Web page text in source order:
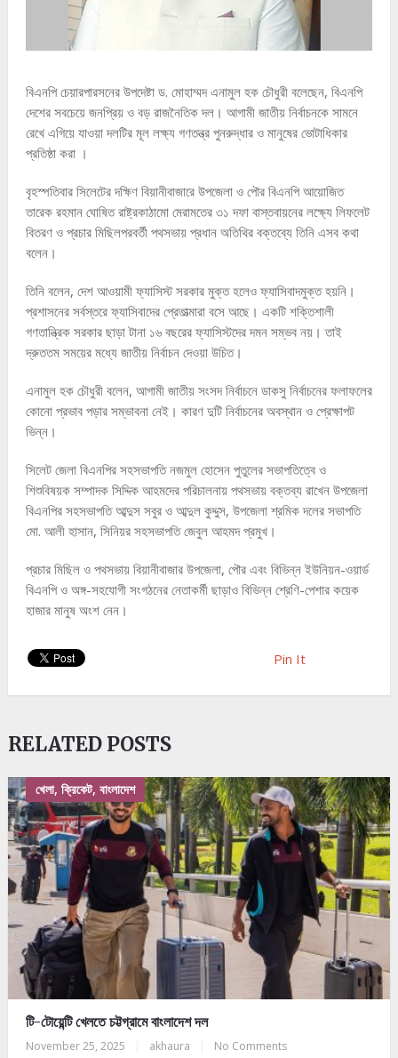
বিএনপি চেয়ারপারসনের উপদেষ্টা ড. মোহাম্মদ এনামুল হক চৌধুরী বলেছেন, বিএনপি
দেশের সবচেয়ে জনপ্রিয় ও বড় রাজনৈতিক দল। আগামী জাতীয় নির্বাচনকে সামনে
রেখে এগিয়ে যাওয়া দলটির মূল লক্ষ্য গণতন্ত্র পুনরুদ্ধার ও মানুষের ভোটাধিকার
প্রতিষ্ঠা করা ।
বৃহস্পতিবার সিলেটের দক্ষিণ বিয়ানীবাজারে উপজেলা ও পৌর বিএনপি আয়োজিত
তারেক রহমান ঘোষিত রাষ্ট্রকাঠামো মেরামতের ৩১ দফা বাস্তবায়নের লক্ষ্যে লিফলেট
বিতরণ ও প্রচার মিছিলপরবর্তী পথসভায় প্রধান অতিথির বক্তব্যে তিনি এসব কথা
বলেন।
তিনি বলেন, দেশ আওয়ামী ফ্যাসিস্ট সরকার মুক্ত হলেও ফ্যাসিবাদমুক্ত হয়নি।
প্রশাসনের সর্বস্তরে ফ্যাসিবাদের প্রেতাত্মারা বসে আছে। একটি শক্তিশালী
গণতান্ত্রিক সরকার ছাড়া টানা ১৬ বছরের ফ্যাসিস্টদের দমন সম্ভব নয়। তাই
দ্রুততম সময়ের মধ্যে জাতীয় নির্বাচন দেওয়া উচিত।
এনামুল হক চৌধুরী বলেন, আগামী জাতীয় সংসদ নির্বাচনে ডাকসু নির্বাচনের ফলাফলের
কোনো প্রভাব পড়ার সম্ভাবনা নেই। কারণ দুটি নির্বাচনের অবস্থান ও প্রেক্ষাপট
ভিন্ন।
সিলেট জেলা বিএনপির সহসভাপতি নজমুল হোসেন পুতুলের সভাপতিত্বে ও
শিশুবিষয়ক সম্পাদক সিদ্দিক আহমদের পরিচালনায় পথসভায় বক্তব্য রাখেন উপজেলা
বিএনপির সহসভাপতি আব্দুস সবুর ও আব্দুল কুদ্দুস, উপজেলা শ্রমিক দলের সভাপতি
মো. আলী হাসান, সিনিয়র সহসভাপতি জেবুল আহমদ প্রমুখ।
প্রচার মিছিল ও পথসভায় বিয়ানীবাজার উপজেলা, পৌর এবং বিভিন্ন ইউনিয়ন-ওয়ার্ড
বিএনপি ও অঙ্গ-সহযোগী সংগঠনের নেতাকর্মী ছাড়াও বিভিন্ন শ্রেণি-পেশার কয়েক
হাজার মানুষ অংশ নেন।
Pin It
RELATED POSTS
খেলা, ক্রিকেট, বাংলাদেশ
টি-টোয়েন্টি খেলতে চট্টগ্রামে বাংলাদেশ দল
November 25, 2025 akhaura No Comments